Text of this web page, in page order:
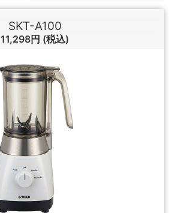
SKT-A100
11,298円 (税込)